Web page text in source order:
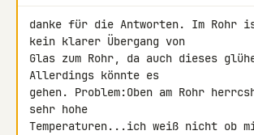
danke für die Antworten. Im Rohr
kein klarer Übergang von
Glas zum Rohr, da auch dieses
Allerdings könnte es
gehen. Problem:Oben am Rohr
sehr hohe
Temperaturen...ich weiß nicht ob